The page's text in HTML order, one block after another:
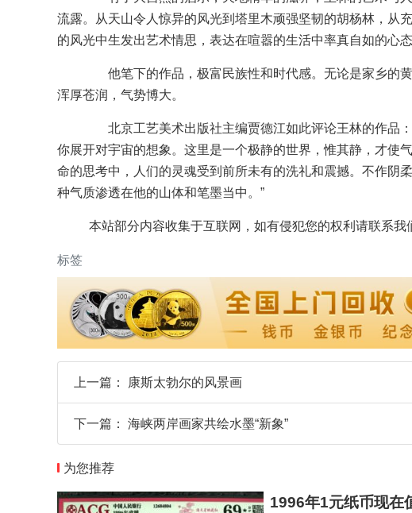
流露。从天山令人惊异的风光到塔里木顽强坚韧的胡杨林，从
的风光中生发出艺术情思，表达在喧嚣的生活中率真自如的心态
他笔下的作品，极富民族性和时代感。无论是家乡的
浑厚苍润，气势博大。
北京工艺美术出版社主编贾德江如此评论王林的作品：
你展开对宇宙的想象。这里是一个极静的世界，惟其静，才使
命的思考中，人们的灵魂受到前所未有的洗礼和震撼。不作阴
种气质渗透在他的山体和笔墨当中。”
本站部分内容收集于互联网，如有侵犯您的权利请联系我
标签
上一篇： 康斯太勃尔的风景画
下一篇： 海峡两岸画家共绘水墨“新象”
为您推荐
1996年1元纸币现在